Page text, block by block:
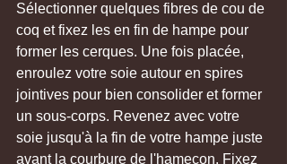
Sélectionner quelques fibres de cou de
coq et fixez les en fin de hampe pour
former les cerques. Une fois placée,
enroulez votre soie autour en spires
jointives pour bien consolider et former
un sous-corps. Revenez avec votre
soie jusqu'à la fin de votre hampe juste
avant la courbure de l'hameçon. Fixez